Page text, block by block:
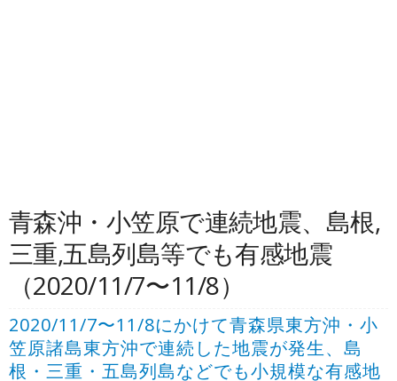
青森沖・小笠原で連続地震、島根,
三重,五島列島等でも有感地震
（2020/11/7〜11/8）
2020/11/7〜11/8にかけて青森県東方沖・小
笠原諸島東方沖で連続した地震が発生、島
根・三重・五島列島などでも小規模な有感地